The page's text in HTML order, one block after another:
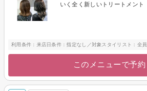
いく全く新しいトリートメント
利用条件：来店日条件：指定なし／対象スタイリスト：全員
このメニューで予約